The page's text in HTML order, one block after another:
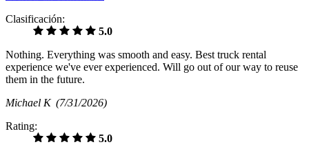
Clasificación:
5.0
Nothing. Everything was smooth and easy. Best truck rental
experience we've ever experienced. Will go out of our way to reuse
them in the future.
Michael K (7/31/2026)
Rating:
5.0